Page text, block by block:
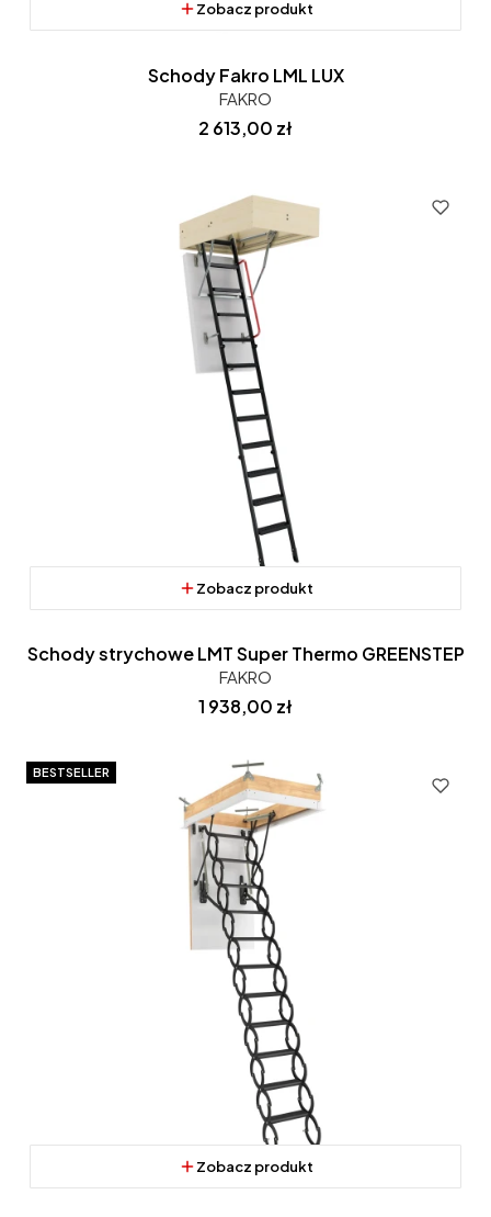
Zobacz produkt
Schody Fakro LML LUX
FAKRO
Cena
2 613,00 zł
Zobacz produkt
Schody strychowe LMT Super Thermo GREENSTEP
FAKRO
Cena
1 938,00 zł
BESTSELLER
Zobacz produkt